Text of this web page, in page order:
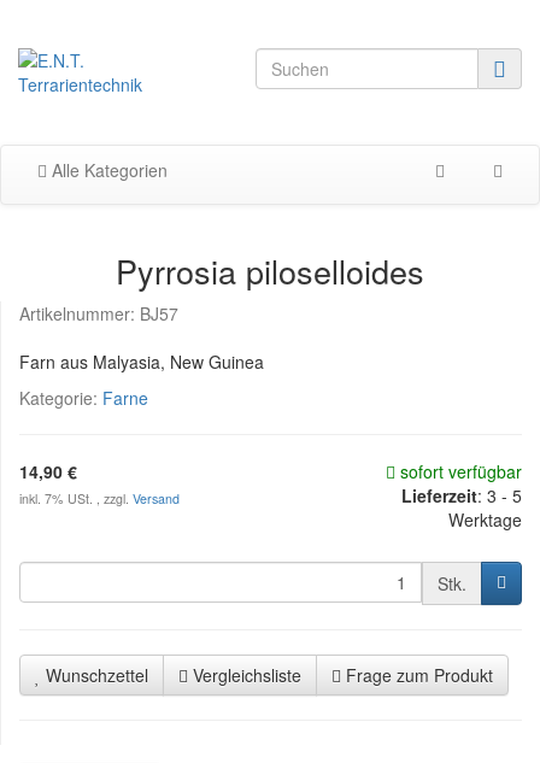
Alle Kategorien
Pyrrosia piloselloides
Artikelnummer: BJ57
Farn aus Malyasia, New Guinea
Kategorie: Farne
14,90 €
inkl. 7% USt. , zzgl. Versand
sofort verfügbar
Lieferzeit: 3 - 5
Werktage
Stk.
Wunschzettel Vergleichsliste Frage zum Produkt